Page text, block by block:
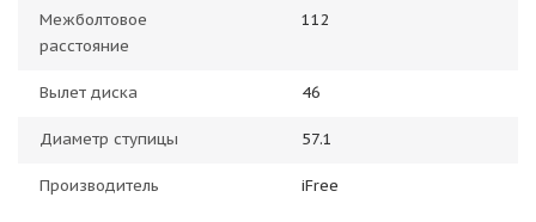
Межболтовое
расстояние
112
Вылет диска 46
Диаметр ступицы 57.1
Производитель iFree